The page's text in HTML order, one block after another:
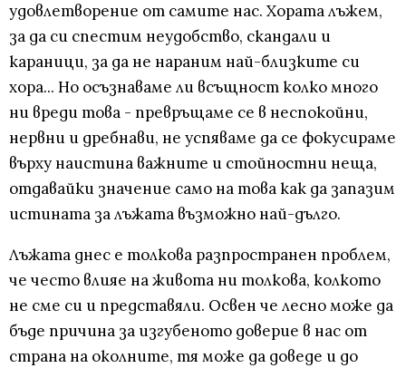
удовлетворение от самите нас. Хората лъжем,
за да си спестим неудобство, скандали и
караници, за да не нараним най-близките си
хора... Но осъзнаваме ли всъщност колко много
ни вреди това - превръщаме се в неспокойни,
нервни и дребнави, не успяваме да се фокусираме
върху наистина важните и стойностни неща,
отдавайки значение само на това как да запазим
истината за лъжата възможно най-дълго.
Лъжата днес е толкова разпространен проблем,
че често влияе на живота ни толкова, колкото
не сме си и представяли. Освен че лесно може да
бъде причина за изгубеното доверие в нас от
страна на околните, тя може да доведе и до